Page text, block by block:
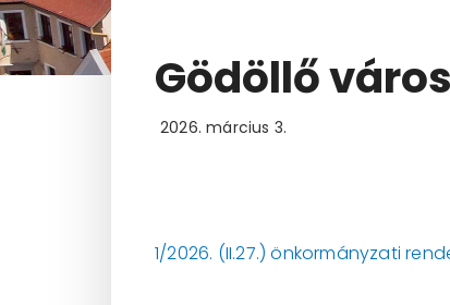
Gödöllő
2026. március 3.
1/2026. (II.27.) önkormányzati